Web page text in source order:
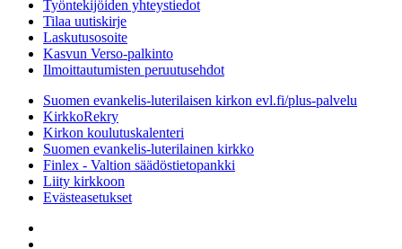
Työntekijöiden yhteystiedot
Tilaa uutiskirje
Laskutusosoite
Kasvun Verso-palkinto
Ilmoittautumisten peruutusehdot
Suomen evankelis-luterilaisen kirkon evl.fi/plus-palvelu
KirkkoRekry
Kirkon koulutuskalenteri
Suomen evankelis-luterilainen kirkko
Finlex - Valtion säädöstietopankki
Liity kirkkoon
Evästeasetukset